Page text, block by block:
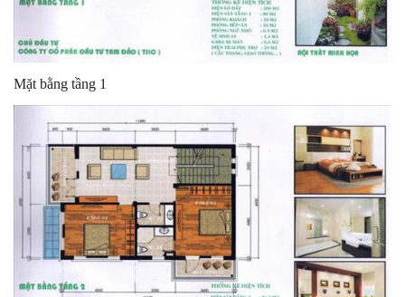
Mặt bằng tầng 1